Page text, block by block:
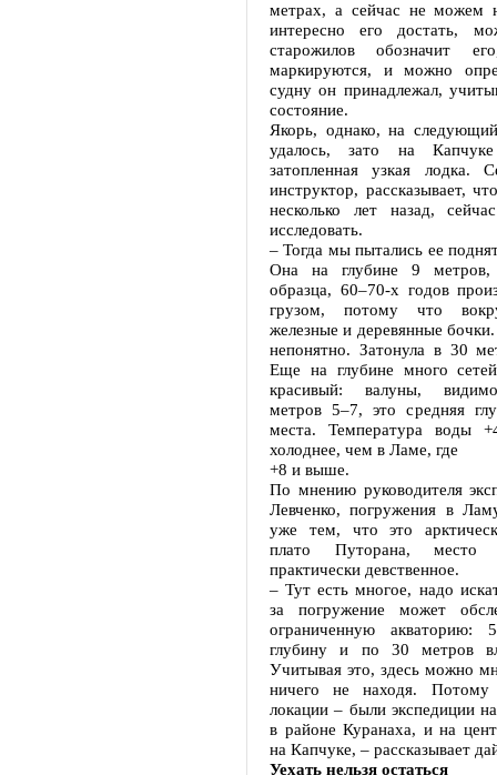
метрах, а сейчас не можем
интересно его достать,
старожилов обозначит
маркируются, и можно
судну он принадлежал,
состояние.
Якорь, однако, на
удалось, зато на Капчуке
затопленная узкая лодка.
инструктор, рассказывает,
несколько лет назад,
исследовать.
– Тогда мы пытались ее
Она на глубине 9 метров,
образца, 60–70-х годов
грузом, потому что
железные и деревянные
непонятно. Затонула в 30
Еще на глубине много
красивый: валуны,
метров 5–7, это средняя
места. Температура воды
холоднее, чем в Ламе, где
+8 и выше.
По мнению руководителя
Левченко, погружения в
уже тем, что это
плато Путорана, место
практически девственное.
– Тут есть многое, надо
за погружение может
ограниченную акваторию:
глубину и по 30 метров
Учитывая это, здесь можно
ничего не находя.
локации – были экспедиции
в районе Куранаха, и на
на Капчуке, – рассказывает
Уехать нельзя остаться